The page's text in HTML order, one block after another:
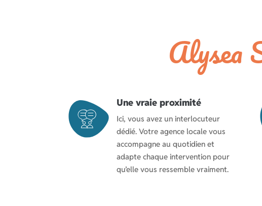
Alysea
Une vraie proximité
Ici, vous avez un interlocuteur
dédié. Votre agence locale vous
accompagne au quotidien et
adapte chaque intervention pour
qu’elle vous ressemble vraiment.